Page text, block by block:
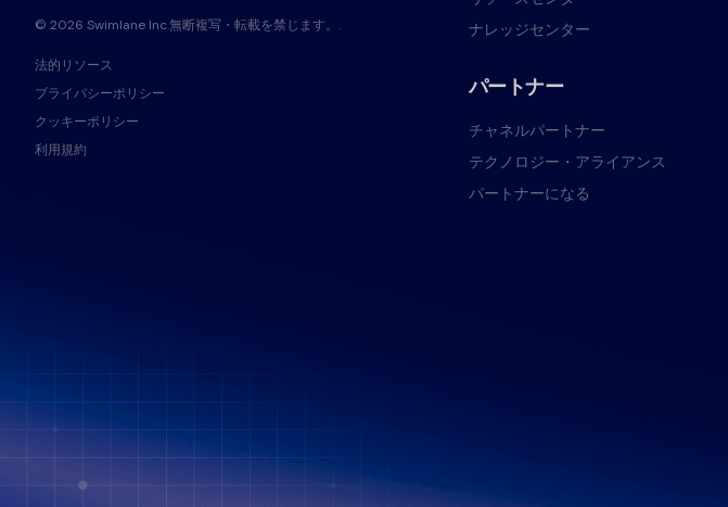
© 2026 Swimlane Inc.無断複写・転載を禁じます。.
法的リソース
プライバシーポリシー
クッキーポリシー
利用規約
ナレッジセンター
パートナー
チャネルパートナー
テクノロジー・アライアンス
パートナーになる